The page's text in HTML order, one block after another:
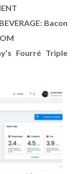
Bacon
Fourré Triple